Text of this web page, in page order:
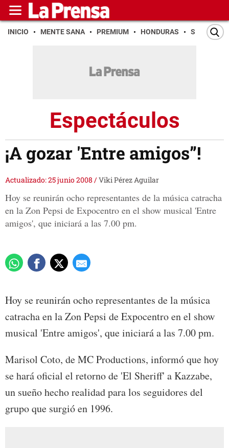
INICIO MENTE SANA PREMIUM HONDURAS SAN PEDRO
Espectáculos
¡A gozar 'Entre amigos”!
Actualizado: 25 junio 2008 /Viki Pérez Aguilar
Hoy se reunirán ocho representantes de la música catracha
en la Zon Pepsi de Expocentro en el show musical 'Entre
amigos', que iniciará a las 7.00 pm.
Hoy se reunirán ocho representantes de la música
catracha en la Zon Pepsi de Expocentro en el show
musical 'Entre amigos', que iniciará a las 7.00 pm.
Marisol Coto, de MC Productions, informó que hoy
se hará oficial el retorno de 'El Sheriff' a Kazzabe,
un sueño hecho realidad para los seguidores del
grupo que surgió en 1996.